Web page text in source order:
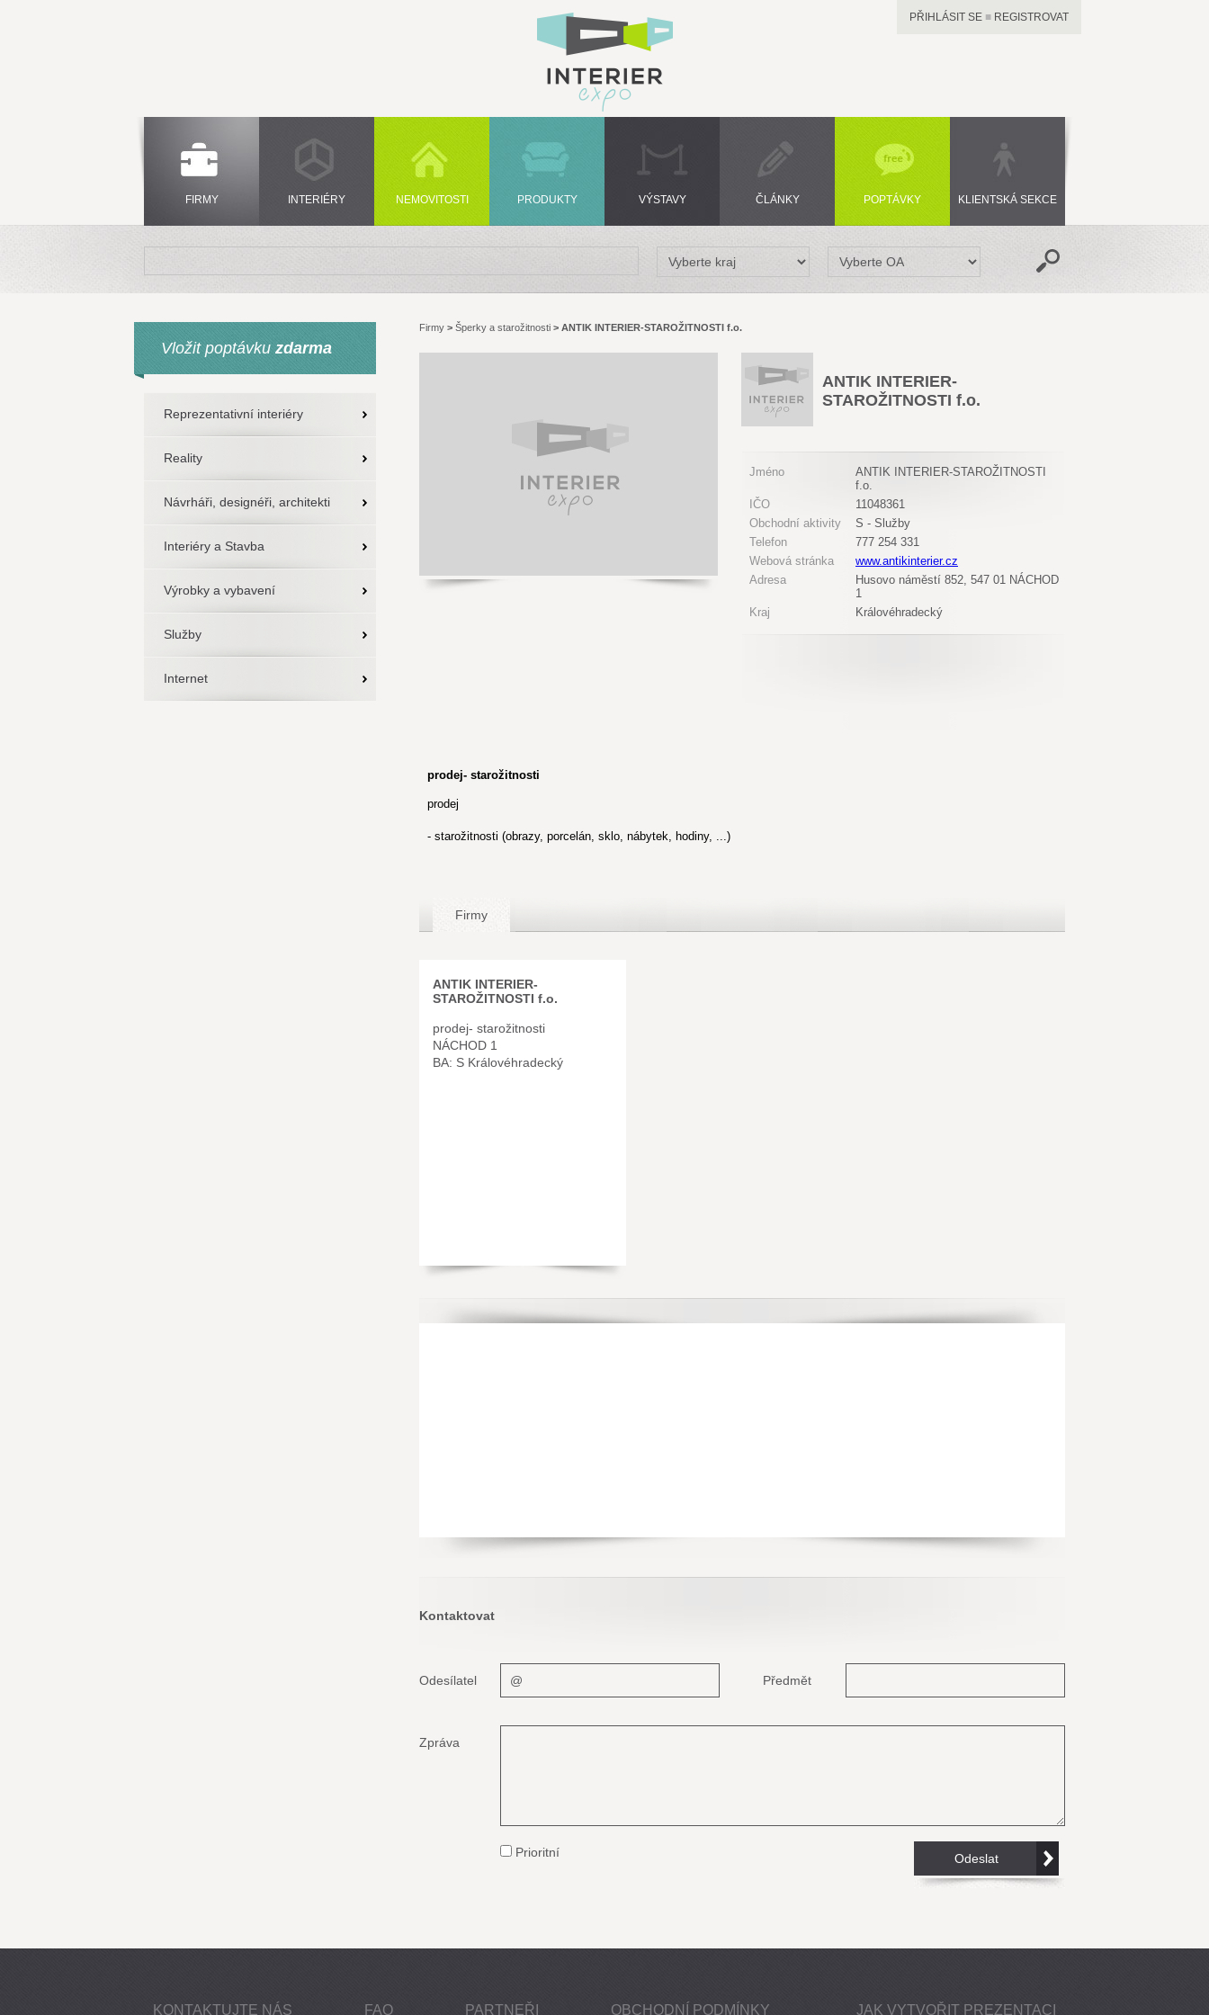
PŘIHLÁSIT SE ■ REGISTROVAT
FIRMY INTERIÉRY NEMOVITOSTI PRODUKTY VÝSTAVY ČLÁNKY POPTÁVKY KLIENTSKÁ SEKCE
Vložit poptávku zdarma
Reprezentativní interiéry
Reality
Návrháři, designéři, architekti
Interiéry a Stavba
Výrobky a vybavení
Služby
Internet
Firmy > Šperky a starožitnosti > ANTIK INTERIER-STAROŽITNOSTI f.o.
ANTIK INTERIER-
STAROŽITNOSTI f.o.
Jméno
ANTIK INTERIER-STAROŽITNOSTI
f.o.
IČO
11048361
Obchodní aktivity
S - Služby
Telefon
777 254 331
Webová stránka
www.antikinterier.cz
Adresa
Husovo náměstí 852, 547 01 NÁCHOD
1
Kraj
Královéhradecký
prodej- starožitnosti
prodej
- starožitnosti (obrazy, porcelán, sklo, nábytek, hodiny, ...)
Firmy
ANTIK INTERIER-
STAROŽITNOSTI f.o.
prodej- starožitnosti
NÁCHOD 1
BA: S Královéhradecký
Kontaktovat
Odesílatel Předmět
Zpráva
Prioritní
KONTAKTUJTE NÁS FAQ PARTNEŘI OBCHODNÍ PODMÍNKY JAK VYTVOŘIT PREZENTACI